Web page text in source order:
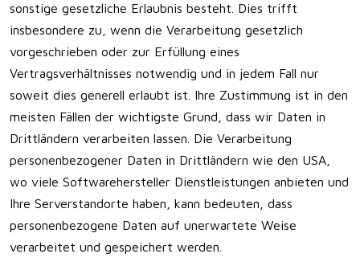
sonstige gesetzliche Erlaubnis besteht. Dies trifft
insbesondere zu, wenn die Verarbeitung gesetzlich
vorgeschrieben oder zur Erfüllung eines
Vertragsverhältnisses notwendig und in jedem Fall nur
soweit dies generell erlaubt ist. Ihre Zustimmung ist in den
meisten Fällen der wichtigste Grund, dass wir Daten in
Drittländern verarbeiten lassen. Die Verarbeitung
personenbezogener Daten in Drittländern wie den USA,
wo viele Softwarehersteller Dienstleistungen anbieten und
Ihre Serverstandorte haben, kann bedeuten, dass
personenbezogene Daten auf unerwartete Weise
verarbeitet und gespeichert werden.